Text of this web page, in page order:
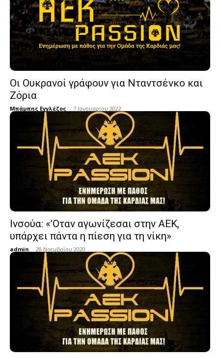
Οι Ουκρανοί γράφουν για Νταντσένκο και
Ζόρια
Μπάμπης Εγγλέζος - 7 Ιανουαρίου 2022
Ινσούα: «’Οταν αγωνίζεσαι στην ΑΕΚ,
υπάρχει πάντα η πίεση για τη νίκη»
admin - 28 Νοεμβρίου 2020